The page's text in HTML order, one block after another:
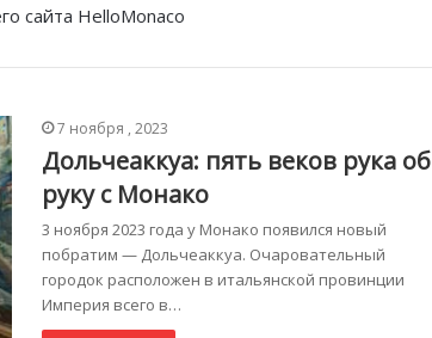
сайта HelloMonaco
7 ноября , 2023
Дольчеаккуа: пять веков рука об
руку с Монако
3 ноября 2023 года у Монако появился новый
побратим — Дольчеаккуа. Очаровательный
городок расположен в итальянской провинции
Империя всего в…